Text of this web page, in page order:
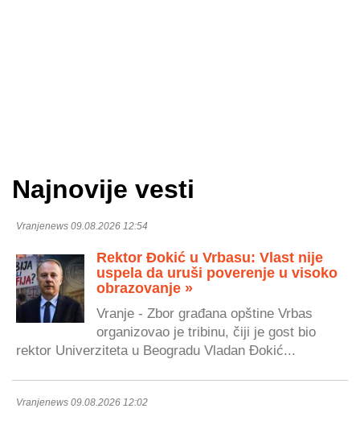
Najnovije vesti
Vranjenews 09.08.2026 12:54
Rektor Đokić u Vrbasu: Vlast nije
uspela da uruši poverenje u visoko
obrazovanje »
Vranje - Zbor građana opštine Vrbas
organizovao je tribinu, čiji je gost bio
rektor Univerziteta u Beogradu Vladan Đokić...
Vranjenews 09.08.2026 12:02